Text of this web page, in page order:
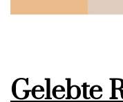
Gelebte